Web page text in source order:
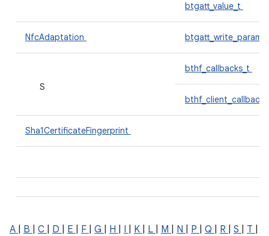
btgatt_value_t
NfcAdaptation
S
bthf_callbacks_t
Sha1CertificateFingerprint
A B C D E F G H I K L M N P Q R S T